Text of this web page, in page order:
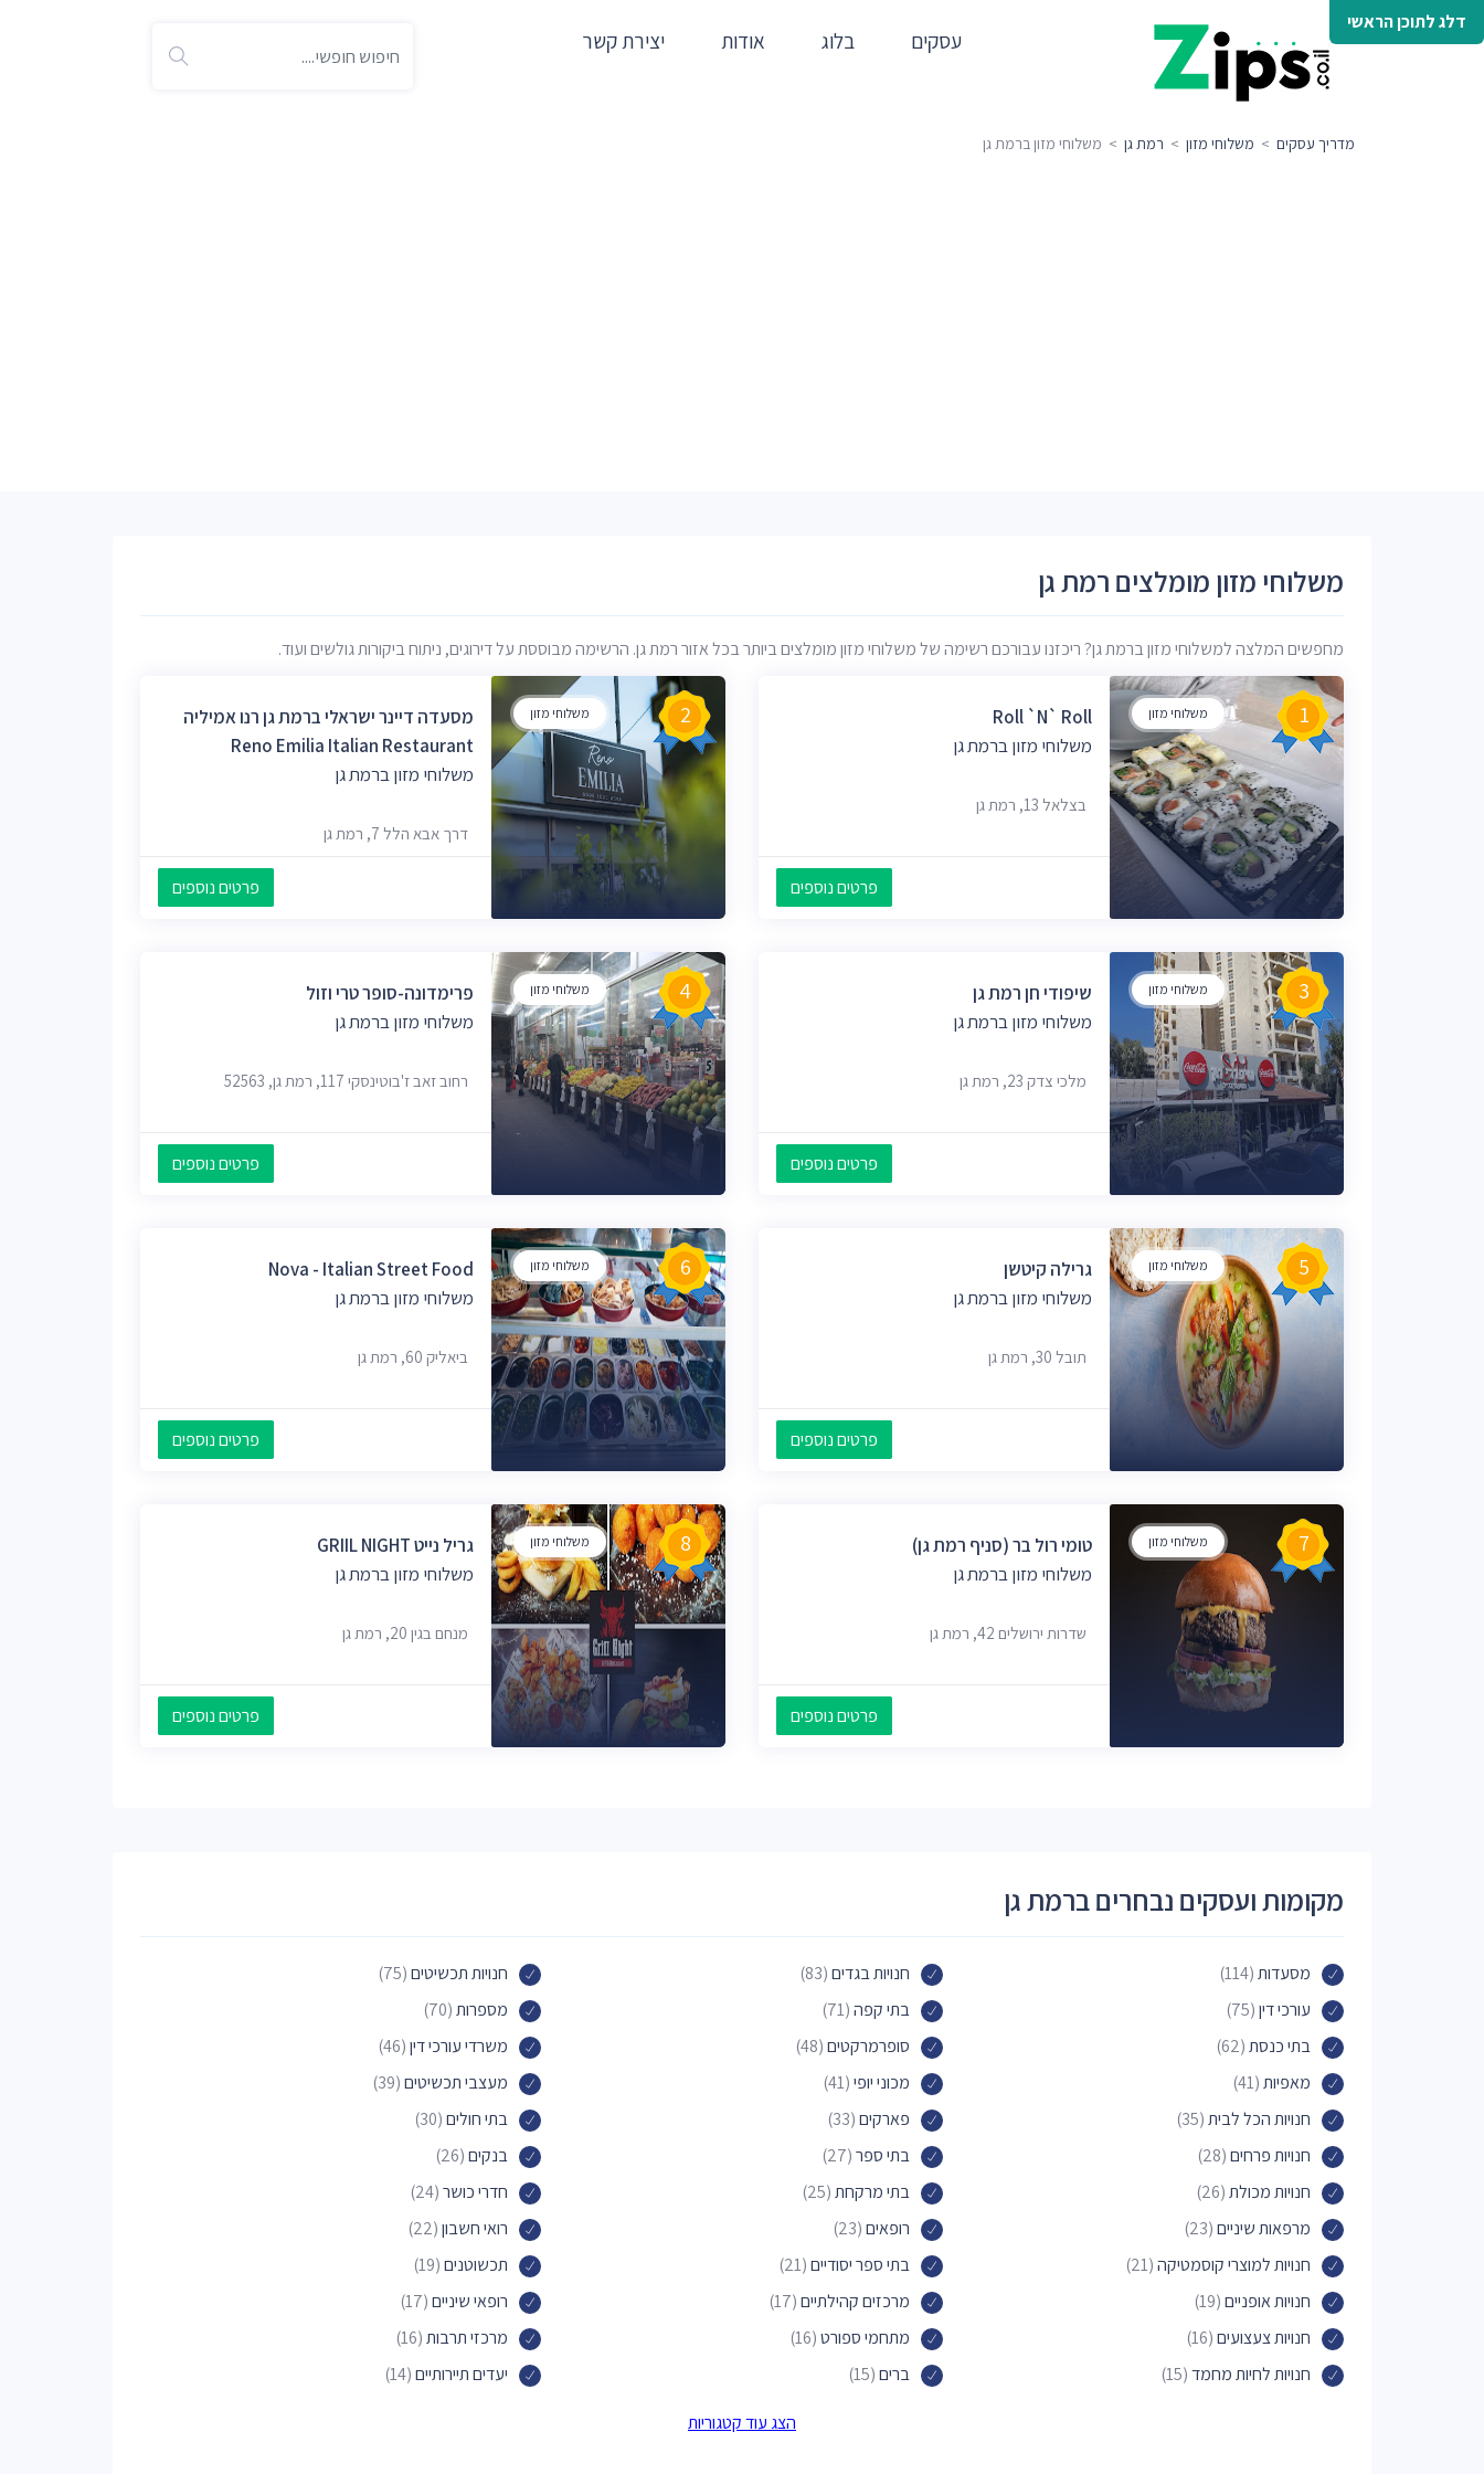
דלג לתוכן הראשי
עסקים בלוג אודות יצירת קשר
מדריך עסקים > משלוחי מזון > רמת גן > משלוחי מזון ברמת גן
משלוחי מזון מומלצים רמת גן
מחפשים המלצה למשלוחי מזון ברמת גן? ריכזנו עבורכם רשימה של משלוחי מזון מומלצים ביותר בכל אזור רמת גן. הרשימה מבוססת על דירוגים, ניתוח ביקורות גולשים ועוד.
משלוחי מזון 1
Roll `n` Roll
משלוחי מזון ברמת גן
בצלאל 13, רמת גן
פרטים נוספים
משלוחי מזון 2
מסעדה דיינר ישראלי ברמת גן רנו אמיליה
Reno Emilia Italian Restaurant
משלוחי מזון ברמת גן
דרך אבא הלל 7, רמת גן
פרטים נוספים
משלוחי מזון 3
שיפודי חן רמת גן
משלוחי מזון ברמת גן
מלכי צדק 23, רמת גן
פרטים נוספים
משלוחי מזון 4
פרימדונה-סופר טרי וזול
משלוחי מזון ברמת גן
רחוב זאב ז'בוטינסקי 117, רמת גן, 52563
פרטים נוספים
משלוחי מזון 5
גרילה קיטשן
משלוחי מזון ברמת גן
תובל 30, רמת גן
פרטים נוספים
משלוחי מזון 6
Nova - Italian Street Food
משלוחי מזון ברמת גן
ביאליק 60, רמת גן
פרטים נוספים
משלוחי מזון 7
טומי רול בר (סניף רמת גן)
משלוחי מזון ברמת גן
שדרות ירושלים 42, רמת גן
פרטים נוספים
משלוחי מזון 8
גריל נייט GRIIL NIGHT
משלוחי מזון ברמת גן
מנחם בגין 20, רמת גן
פרטים נוספים
מקומות ועסקים נבחרים ברמת גן
מסעדות(114) חנויות בגדים(83) חנויות תכשיטים(75)
עורכי דין(75) בתי קפה(71) מספרות(70)
בתי כנסת(62) סופרמרקטים(48) משרדי עורכי דין(46)
מאפיות(41) מכוני יופי(41) מעצבי תכשיטים(39)
חנויות הכל לבית(35) פארקים(33) בתי חולים(30)
חנויות פרחים(28) בתי ספר(27) בנקים(26)
חנויות מכולת(26) בתי מרקחת(25) חדרי כושר(24)
מרפאות שיניים(23) רופאים(23) רואי חשבון(22)
חנויות למוצרי קוסמטיקה(21) בתי ספר יסודיים(21) תכשוטנים(19)
חנויות אופניים(19) מרכזים קהילתיים(17) רופאי שיניים(17)
חנויות צעצועים(16) מתחמי ספורט(16) מרכזי תרבות(16)
חנויות לחיות מחמד(15) ברים(15) יעדים תיירותיים(14)
הצג עוד קטגוריות